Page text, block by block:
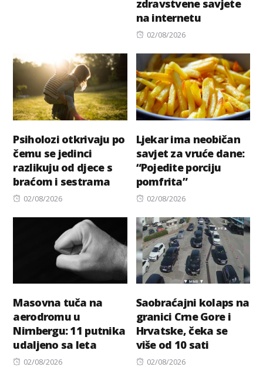
zdravstvene savjete
na internetu
Posted
02/08/2026
Psiholozi otkrivaju po
čemu se jedinci
razlikuju od djece s
braćom i sestrama
Posted
02/08/2026
Ljekar ima neobičan
savjet za vruće dane:
“Pojedite porciju
pomfrita”
Posted
02/08/2026
Masovna tuča na
aerodromu u
Nirnbergu: 11 putnika
udaljeno sa leta
Posted
02/08/2026
Saobraćajni kolaps na
granici Crne Gore i
Hrvatske, čeka se
više od 10 sati
Posted
02/08/2026